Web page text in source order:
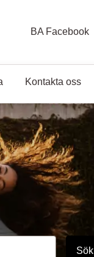
BA Facebook
Kontakta oss
Sök